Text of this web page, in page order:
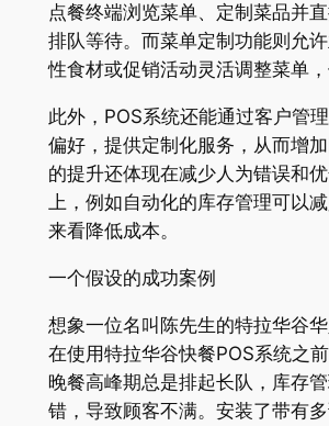
点餐终端浏览菜单、定制菜品并
排队等待。而菜单定制功能则允
性食材或促销活动灵活调整菜单，
此外，POS系统还能通过客户管
偏好，提供定制化服务，从而增
的提升还体现在减少人为错误和
上，例如自动化的库存管理可以
来看降低成本。
一个假设的成功案例
想象一位名叫陈先生的特拉华谷华
在使用特拉华谷快餐POS系统之
晚餐高峰期总是排起长队，库存
错，导致顾客不满。安装了带有